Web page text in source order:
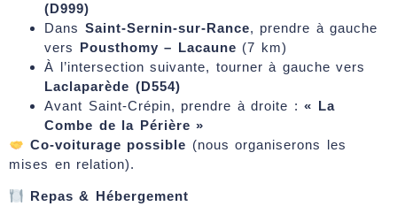
(D999)
Dans Saint-Sernin-sur-Rance, prendre à gauche
vers Pousthomy – Lacaune (7 km)
À l’intersection suivante, tourner à gauche vers
Laclaparède (D554)
Avant Saint-Crépin, prendre à droite : « La
Combe de la Périère »
Co-voiturage possible (nous organiserons les
mises en relation).
Repas & Hébergement